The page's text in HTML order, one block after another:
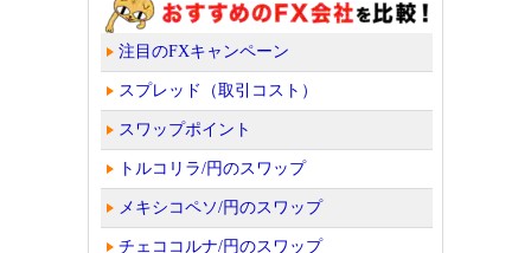
注目のFXキャンペーン
スプレッド（取引コスト）
スワップポイント
トルコリラ/円のスワップ
メキシコペソ/円のスワップ
チェココルナ/円のスワップ